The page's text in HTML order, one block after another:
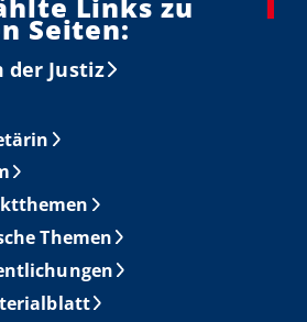
Seiten:
Justiz
Themen